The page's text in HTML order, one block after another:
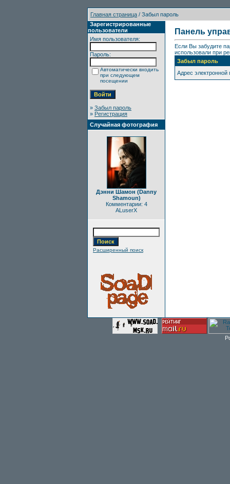
Главная страница / Забыл пароль
Зарегистрированные
пользователи
Имя пользователя:
Пароль:
Автоматически входить
при следующем
посещении
» Забыл пароль
» Регистрация
Случайная фотография
Дэнни Шамон (Danny
Shamoun)
Комментарии: 4
ALuserX
Расширенный поиск
Панель
Если Вы забудите
использовали при
Забыл пароль
Адрес